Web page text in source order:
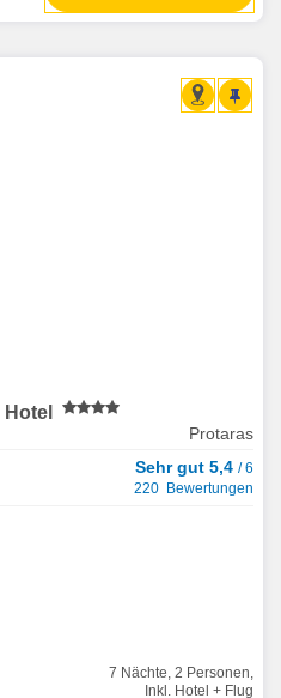
Hotel
Protaras
Sehr gut 5,4 / 6
220 Bewertungen
7 Nächte, 2 Personen,
Inkl. Hotel + Flug